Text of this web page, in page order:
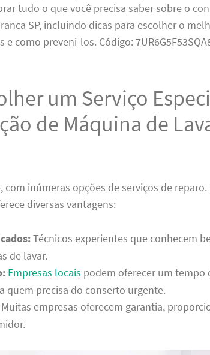
tudo o que você precisa saber sobre o
SP, incluindo dicas para escolher o
como preveni-los. Código:
um Serviço
de Máquina de
com inúmeras opções de serviços de
diversas vantagens:
Técnicos experientes que conhecem
de lavar.
Empresas locais podem oferecer um tempo
quem precisa do conserto urgente.
empresas oferecem garantia,